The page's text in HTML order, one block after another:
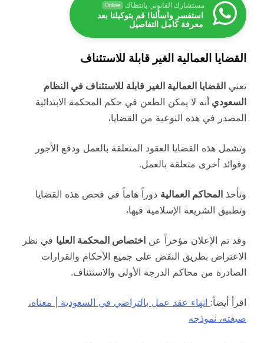
مستشارك القانوني بانتظاك Online
استفسر واسألنا! قم بتوكيلنا بعد
معرفة كامل التفاصيل
القضايا العمالية الغير قابلة للاستئناف
تعني القضايا العمالية الغير قابلة للاستئناف في النظام
السعودي أنه لا يمكن الطعن في حكم المحكمة الابتدائية
المصدر في هذه النوعية من القضايا،
وتشمل هذه القضايا العقود المتعلقة بالعمل ودفع الأجور
وفوائد أخرى متعلقة بالعمل.
وتأخذ المحاكم العمالية دوراً هاماً في فحص هذه القضايا
وتطبيق الشريعة الإسلامية فيها،
وقد تم الإعلان مؤخراً عن اختصاص المحكمة العليا في نظر
الاعتراض بطريق النقض على جميع الأحكام والقرارات
الصادرة من محاكم الدرجة الأولى والاستئناف.
اقرأ أيضاً: انهاء عقد عمل بالتراضي في السعودية | معناه،
صيغته، نموذجه